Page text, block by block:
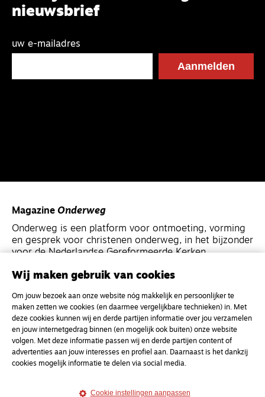
nieuwsbrief
uw e-mailadres
Magazine Onderweg
Onderweg is een platform voor ontmoeting, vorming
en gesprek voor christenen onderweg, in het bijzonder
voor de Nederlandse Gereformeerde Kerken.
Magazine
Onderweg
Kvk-nummer 33277063
NL46 INGB 0117 5827 86
info@onderwegonline.nl
Wij maken gebruik van cookies
Om jouw bezoek aan onze website nóg makkelijk en persoonlijker te
maken zetten we cookies (en daarmee vergelijkbare technieken) in. Met
deze cookies kunnen wij en derde partijen informatie over jou verzamelen
en jouw internetgedrag binnen (en mogelijk ook buiten) onze website
volgen. Met deze informatie passen wij en derde partijen content of
advertenties aan jouw interesses en profiel aan. Daarnaast is het dankzij
cookies mogelijk informatie te delen via social media.
Cookie instellingen aanpassen